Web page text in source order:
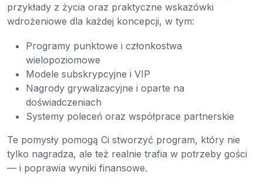
przykłady z życia oraz praktyczne wskazówki
wdrożeniowe dla każdej koncepcji, w tym:
Programy punktowe i członkostwa
wielopoziomowe
Modele subskrypcyjne i VIP
Nagrody grywalizacyjne i oparte na
doświadczeniach
Systemy poleceń oraz współprace partnerskie
Te pomysły pomogą Ci stworzyć program, który nie
tylko nagradza, ale też realnie trafia w potrzeby gości
— i poprawia wyniki finansowe.